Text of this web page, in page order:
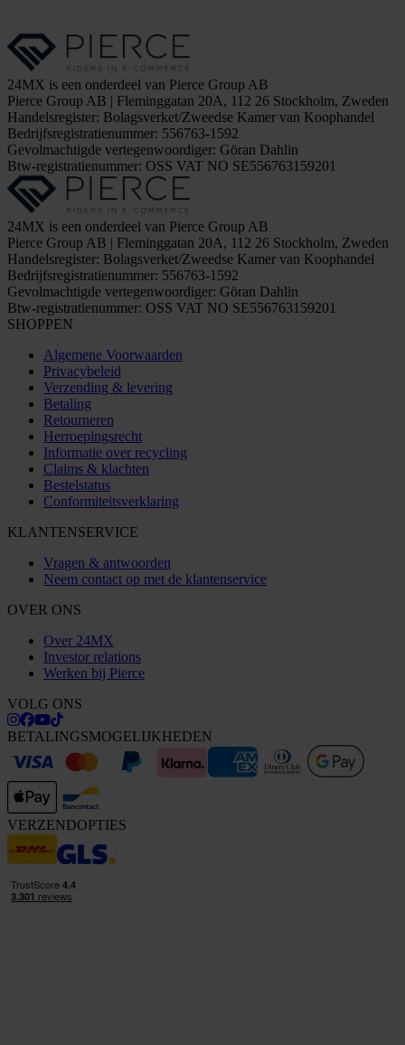
24MX is een onderdeel van Pierce Group AB
Pierce Group AB | Fleminggatan 20A, 112 26 Stockholm, Zweden
Handelsregister: Bolagsverket/Zweedse Kamer van Koophandel
Bedrijfsregistratienummer: 556763-1592
Gevolmachtigde vertegenwoordiger: Göran Dahlin
Btw-registratienummer: OSS VAT NO SE556763159201
24MX is een onderdeel van Pierce Group AB
Pierce Group AB | Fleminggatan 20A, 112 26 Stockholm, Zweden
Handelsregister: Bolagsverket/Zweedse Kamer van Koophandel
Bedrijfsregistratienummer: 556763-1592
Gevolmachtigde vertegenwoordiger: Göran Dahlin
Btw-registratienummer: OSS VAT NO SE556763159201
SHOPPEN
Algemene Voorwaarden
Privacybeleid
Verzending & levering
Betaling
Retourneren
Herroepingsrecht
Informatie over recycling
Claims & klachten
Bestelstatus
Conformiteitsverklaring
KLANTENSERVICE
Vragen & antwoorden
Neem contact op met de klantenservice
OVER ONS
Over 24MX
Investor relations
Werken bij Pierce
VOLG ONS
BETALINGSMOGELIJKHEDEN
VERZENDOPTIES